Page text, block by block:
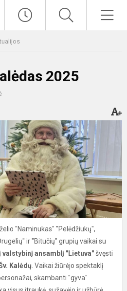
2025
"Naminukas" "Pelėdžiukų",
ir "Bitučių" grupių vaikai su
valstybinį ansamblį "Lietuva"švęsti
Kalėdų . Vaikai žiūrėjo spektaklį
skambanti "gyva"